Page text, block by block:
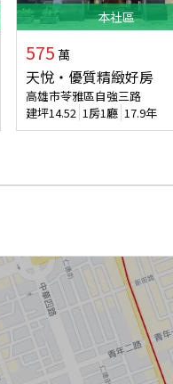
本社區
575 萬
天悅‧優質精緻好房
高雄市苓雅區自強三路
建坪14.52 1房1廳 17.9年